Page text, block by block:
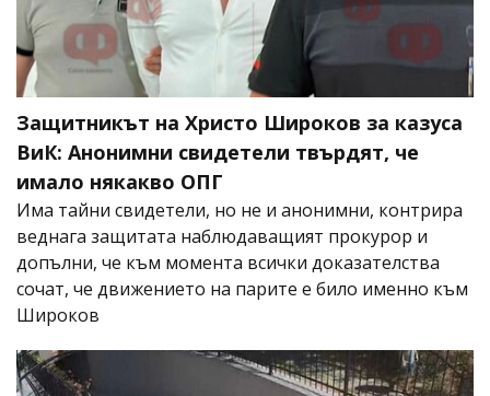
Защитникът на Христо Широков за казуса
ВиК: Анонимни свидетели твърдят, че
имало някакво ОПГ
Има тайни свидетели, но не и анонимни, контрира
веднага защитата наблюдаващият прокурор и
допълни, че към момента всички доказателства
сочат, че движението на парите е било именно към
Широков